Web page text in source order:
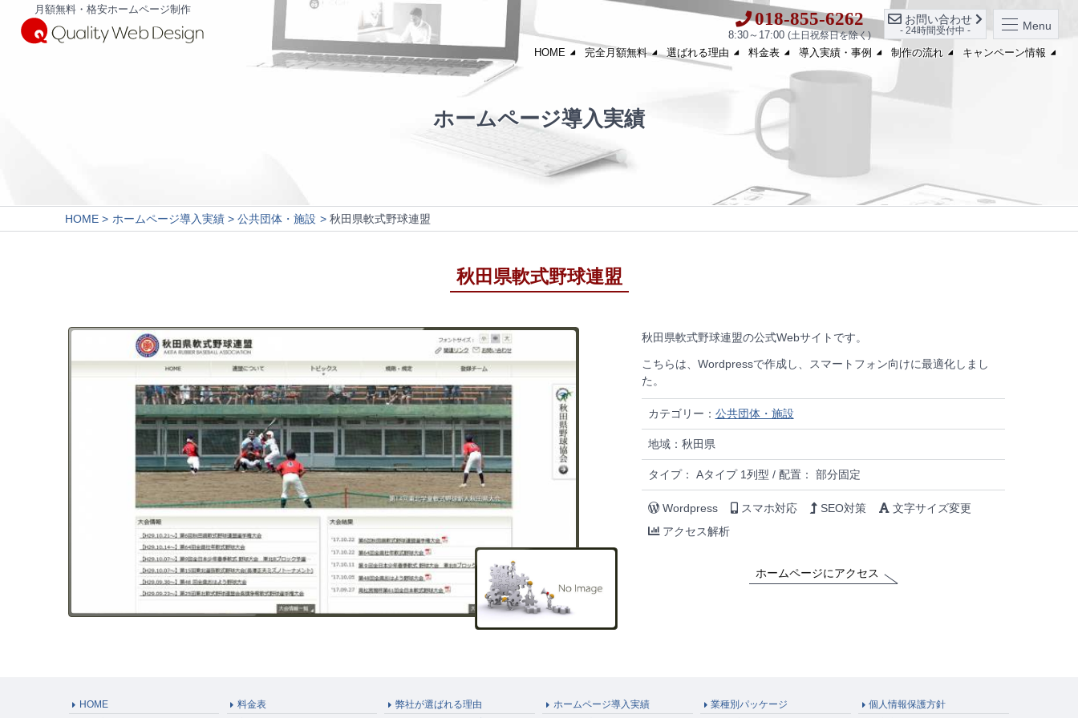
月額無料・格安ホームページ制作 018-855-6262
8:30～17:00 (土日祝祭日を除く)
お問い合わせ
- 24時間受付中 - Menu
ホームページ導入実績
HOME 完全月額無料 選ばれる理由 料金表 導入実績・事例 制作の流れ キャンペーン情報
HOME ホームページ導入実績 公共団体・施設 秋田県軟式野球連盟
秋田県軟式野球連盟
秋田県軟式野球連盟の公式Webサイトです。
こちらは、Wordpressで作成し、スマートフォン向けに最適化しまし
た。
カテゴリー： 公共団体・施設
地域：秋田県
タイプ： Aタイプ 1列型 / 配置： 部分固定
Wordpress スマホ対応 SEO対策
文字サイズ変更
アクセス解析
ホームページにアクセス
HOME
料金表
弊社が選ばれる理由
ホームページ導入実績
業種別パッケージ
個人情報保護方針